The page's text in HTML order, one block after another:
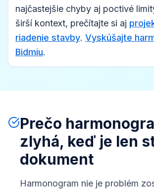
najčastejšie chyby aj poctivé
širší kontext, prečítajte si aj
riadenie stavby. Vyskúšajte
Bidmiu.
Prečo
zlyhá, keď je len
dokument
Harmonogram nie je problém